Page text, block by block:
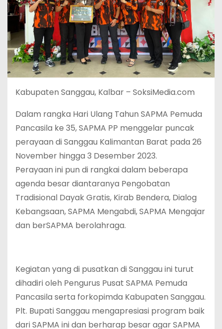
Kabupaten Sanggau, Kalbar – SoksiMedia.com
Dalam rangka Hari Ulang Tahun SAPMA Pemuda
Pancasila ke 35, SAPMA PP menggelar puncak
perayaan di Sanggau Kalimantan Barat pada 26
November hingga 3 Desember 2023.
Perayaan ini pun di rangkai dalam beberapa
agenda besar diantaranya Pengobatan
Tradisional Dayak Gratis, Kirab Bendera, Dialog
Kebangsaan, SAPMA Mengabdi, SAPMA Mengajar
dan berSAPMA berolahraga.
Kegiatan yang di pusatkan di Sanggau ini turut
dihadiri oleh Pengurus Pusat SAPMA Pemuda
Pancasila serta forkopimda Kabupaten Sanggau.
Plt. Bupati Sanggau mengapresiasi program baik
dari SAPMA ini dan berharap besar agar SAPMA